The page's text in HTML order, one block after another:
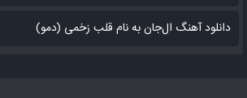
دانلود آهنگ ال‌جان به نام قلب زخمی (دمو)